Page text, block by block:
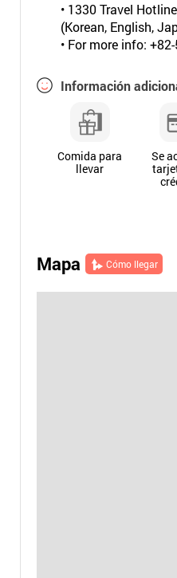
• 1330 Travel
(Korean, English,
• For more info:
Información
Comida para
llevar
Se
Mapa Cómo llegar